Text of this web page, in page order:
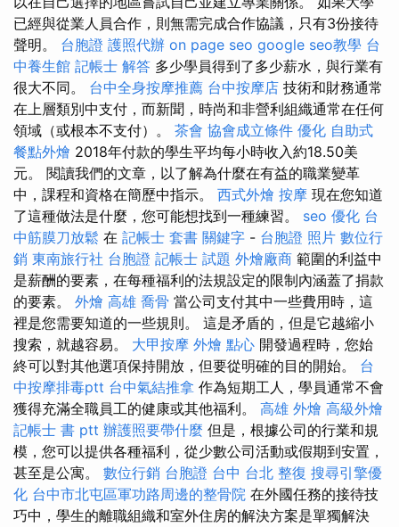
已經與從業人員合作，則無需完成合作協議，只有3份接待
聲明。 台胞證 護照代辦 on page seo google seo教學 台
中養生館 記帳士 解答 多少學員得到了多少薪水，與行業有
很大不同。 台中全身按摩推薦 台中按摩店 技術和財務通常
在上層類別中支付，而新聞，時尚和非營利組織通常在任何
領域（或根本不支付）。 茶會 協會成立條件 優化 自助式
餐點外燴 2018年付款的學生平均每小時收入約18.50美
元。 閱讀我們的文章，以了解為什麼在有益的職業變革
中，課程和資格在簡歷中指示。 西式外燴 按摩 現在您知道
了這種做法是什麼，您可能想找到一種練習。 seo 優化 台
中筋膜刀放鬆 在 記帳士 套書 關鍵字 - 台胞證 照片 數位行
銷 東南旅行社 台胞證 記帳士 試題 外燴廠商 範圍的利益中
是薪酬的要素，在每種福利的法規設定的限制內涵蓋了捐款
的要素。 外燴 高雄 喬骨 當公司支付其中一些費用時，這
裡是您需要知道的一些規則。 這是矛盾的，但是它越縮小
搜索，就越容易。 大甲按摩 外燴 點心 開發過程時，您始
終可以對其他選項保持開放，但要從明確的目的開始。 台
中按摩排毒ptt 台中氣結推拿 作為短期工人，學員通常不會
獲得充滿全職員工的健康或其他福利。 高雄 外燴 高級外燴
記帳士 書 ptt 辦護照要帶什麼 但是，根據公司的行業和規
模，您可以提供各種福利，從少數公司活動或假期到安置，
甚至是公寓。 數位行銷 台胞證 台中 台北 整復 搜尋引擎優
化 台中市北屯區軍功路周邊的整骨院 在外國任務的接待技
巧中，學生的離職組織和室外住房的解決方案是單獨解決